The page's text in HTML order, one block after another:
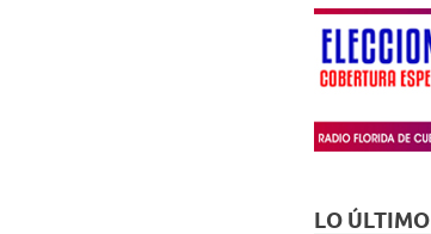
LO